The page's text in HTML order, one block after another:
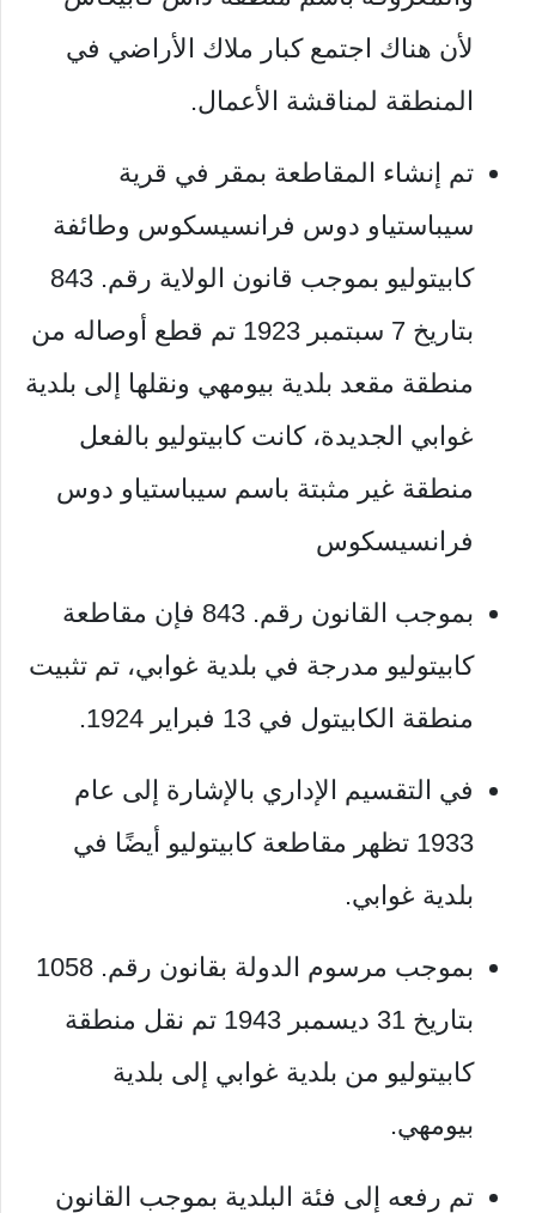
لأن هناك اجتمع كبار ملاك الأراضي في
المنطقة لمناقشة الأعمال.
تم إنشاء المقاطعة بمقر في قرية
سيباستياو دوس فرانسيسكوس وطائفة
كابيتوليو بموجب قانون الولاية رقم. 843
بتاريخ 7 سبتمبر 1923 تم قطع أوصاله من
منطقة مقعد بلدية بيومهي ونقلها إلى بلدية
غوابي الجديدة، كانت كابيتوليو بالفعل
منطقة غير مثبتة باسم سيباستياو دوس
فرانسيسكوس
بموجب القانون رقم. 843 فإن مقاطعة
كابيتوليو مدرجة في بلدية غوابي، تم تثبيت
منطقة الكابيتول في 13 فبراير 1924.
في التقسيم الإداري بالإشارة إلى عام
1933 تظهر مقاطعة كابيتوليو أيضًا في
بلدية غوابي.
بموجب مرسوم الدولة بقانون رقم. 1058
بتاريخ 31 ديسمبر 1943 تم نقل منطقة
كابيتوليو من بلدية غوابي إلى بلدية
بيومهي.
تم رفعه إلى فئة البلدية بموجب القانون